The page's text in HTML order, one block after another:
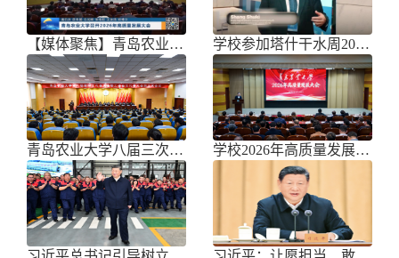
【媒体聚焦】青岛农业大学召开202 学校参加塔什干水周2026国际论坛
青岛农业大学八届三次双代会胜利召开 学校2026年高质量发展大会召开